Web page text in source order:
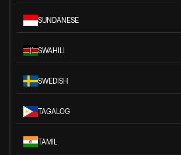
SUNDANESE
SWAHILI
SWEDISH
TAGALOG
TAMIL